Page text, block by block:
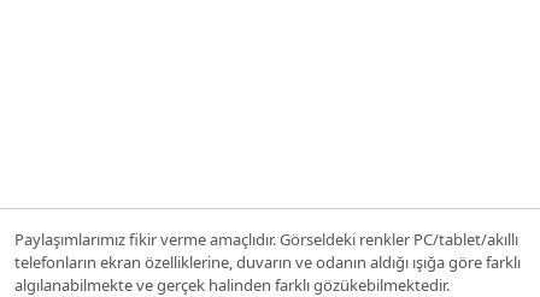
Paylaşımlarımız fikir verme amaçlıdır. Görseldeki renkler PC/tablet/akıllı
telefonların ekran özelliklerine, duvarın ve odanın aldığı ışığa göre farklı
algılanabilmekte ve gerçek halinden farklı gözükebilmektedir.